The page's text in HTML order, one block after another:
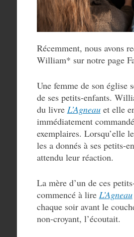
Récemment, nous avons
William* sur notre page
Une femme de son église
de ses petits-enfants.
du livre L’Agneauet elle
immédiatement
exemplaires. Lorsqu’elle
les a donnés à ses petits-
attendu leur réaction.
La mère d’un de ces
commencé à lire L’Agneau
chaque soir avant le
non-croyant, l’écoutait.